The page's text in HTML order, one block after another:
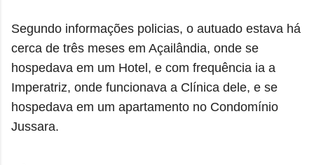
Segundo informações policias, o autuado estava há
cerca de três meses em Açailândia, onde se
hospedava em um Hotel, e com frequência ia a
Imperatriz, onde funcionava a Clínica dele, e se
hospedava em um apartamento no Condomínio
Jussara.